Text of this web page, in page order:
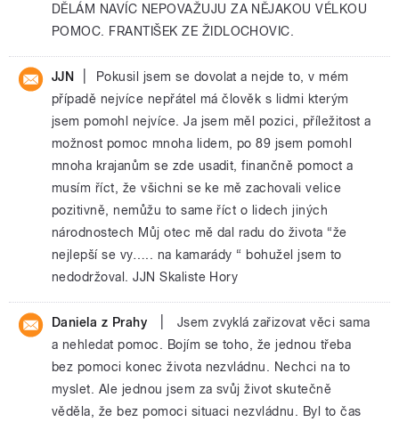
DĚLÁM NAVÍC NEPOVAŽUJU ZA NĚJAKOU VÉLKOU
POMOC. FRANTIŠEK ZE ŽIDLOCHOVIC.
JJN
Pokusil jsem se dovolat a nejde to, v mém
případě nejvíce nepřátel má člověk s lidmi kterým
jsem pomohl nejvíce. Ja jsem měl pozici, příležitost a
možnost pomoc mnoha lidem, po 89 jsem pomohl
mnoha krajanům se zde usadit, finančně pomoct a
musím říct, že všichni se ke mě zachovali velice
pozitivně, nemůžu to same říct o lidech jiných
národnostech Můj otec mě dal radu do života “že
nejlepší se vy….. na kamarády “ bohužel jsem to
nedodržoval. JJN Skaliste Hory
Daniela z Prahy
Jsem zvyklá zařizovat věci sama
a nehledat pomoc. Bojím se toho, že jednou třeba
bez pomoci konec života nezvládnu. Nechci na to
myslet. Ale jednou jsem za svůj život skutečně
věděla, že bez pomoci situaci nezvládnu. Byl to čas